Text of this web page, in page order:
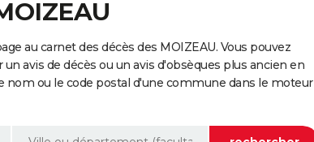
au carnet des décès des MOIZEAU. Vous pouvez
avis de décès ou un avis d'obsèques plus ancien en
nom ou le code postal d'une commune dans le moteur